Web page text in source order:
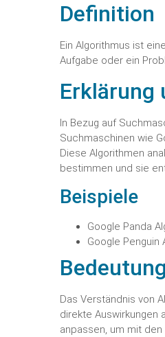
Definition
Ein Algorithmus ist
Aufgabe oder ein
Erklärung
In Bezug auf
Suchmaschinen wie
Diese Algorithmen
bestimmen und sie
Beispiele
Google Panda
Google Penguin
Das Verständnis von
direkte Auswirkungen
anpassen, um mit